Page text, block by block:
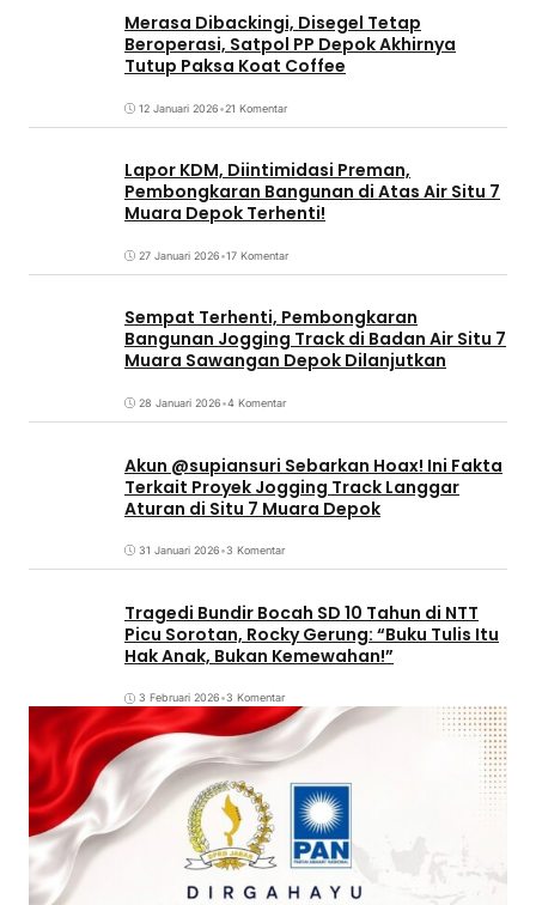
Merasa Dibackingi, Disegel Tetap
Beroperasi, Satpol PP Depok Akhirnya
Tutup Paksa Koat Coffee
12 Januari 2026•21 Komentar
Lapor KDM, Diintimidasi Preman,
Pembongkaran Bangunan di Atas Air Situ 7
Muara Depok Terhenti!
27 Januari 2026•17 Komentar
Sempat Terhenti, Pembongkaran
Bangunan Jogging Track di Badan Air Situ 7
Muara Sawangan Depok Dilanjutkan
28 Januari 2026•4 Komentar
Akun @supiansuri Sebarkan Hoax! Ini Fakta
Terkait Proyek Jogging Track Langgar
Aturan di Situ 7 Muara Depok
31 Januari 2026•3 Komentar
Tragedi Bundir Bocah SD 10 Tahun di NTT
Picu Sorotan, Rocky Gerung: “Buku Tulis Itu
Hak Anak, Bukan Kemewahan!”
3 Februari 2026•3 Komentar